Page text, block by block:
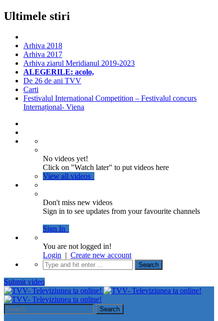
Ultimele stiri
Arhiva 2018
Arhiva 2017
Arhiva ziarul Meridianul 2019-2023
ALEGERILE: acolo,
De 26 de ani TVV
Carti
Festivalul International Competition – Festivalul concurs
Internațional- Viena
No videos yet!
Click on "Watch later" to put videos here
View all videos
Don't miss new videos
Sign in to see updates from your favourite channels
Sign In
You are not logged in!
Login | Create new account
Submit video